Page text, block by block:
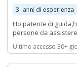
3 anni di esperienza
Ho patente di
persone da
Ultimo accesso 30+